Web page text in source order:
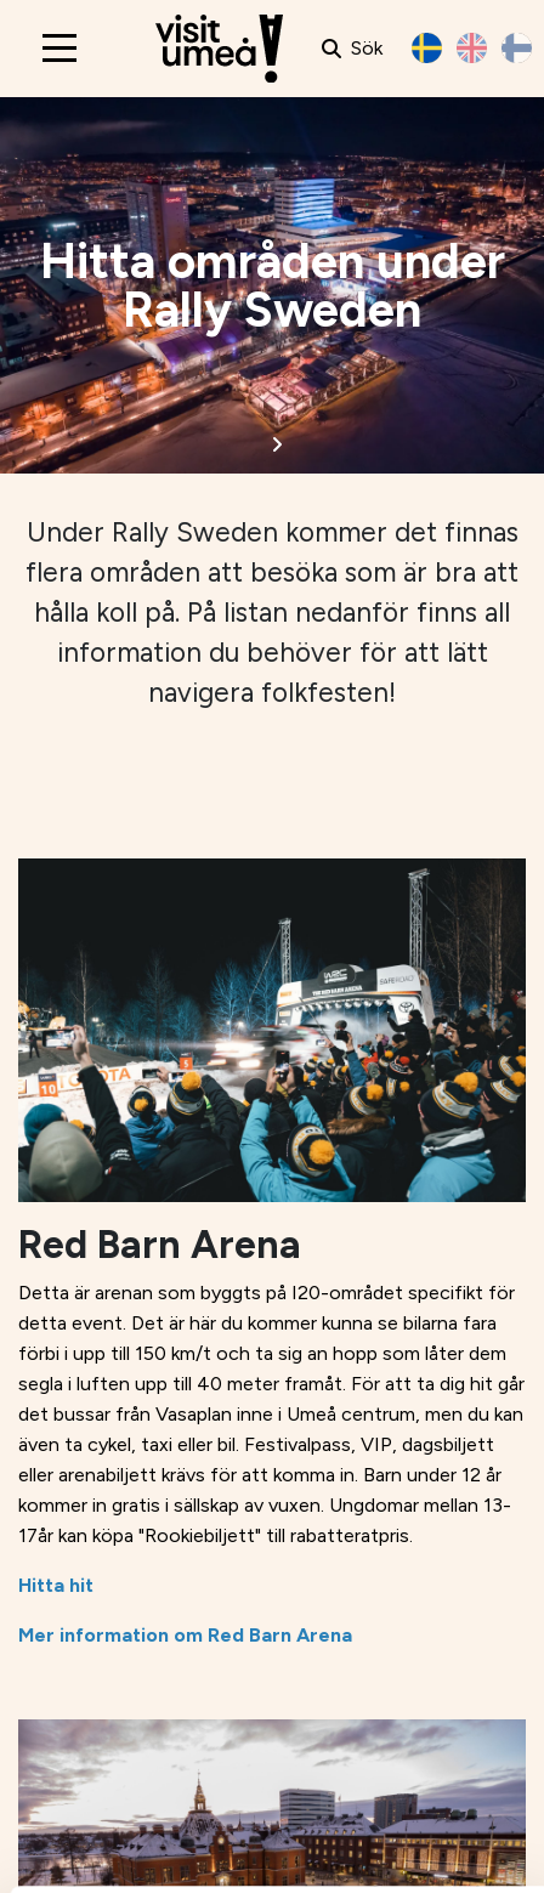
Main
Sök
Hitta områden under
Rally Sweden
Under Rally Sweden kommer det finnas
flera områden att besöka som är bra att
hålla koll på. På listan nedanför finns all
information du behöver för att lätt
navigera folkfesten!
Red Barn Arena
Detta är arenan som byggts på I20-området specifikt för
detta event. Det är här du kommer kunna se bilarna fara
förbi i upp till 150 km/t och ta sig an hopp som låter dem
segla i luften upp till 40 meter framåt. För att ta dig hit går
det bussar från Vasaplan inne i Umeå centrum, men du kan
även ta cykel, taxi eller bil. Festivalpass, VIP, dagsbiljett
eller arenabiljett krävs för att komma in. Barn under 12 år
kommer in gratis i sällskap av vuxen. Ungdomar mellan 13-
17år kan köpa "Rookiebiljett" till rabatteratpris.
Hitta hit
Mer information om Red Barn Arena